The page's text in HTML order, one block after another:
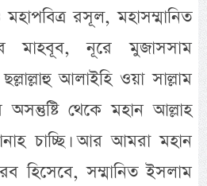
রসূল, মহাসম্মানিত
মাহবূব, নূরে মুজাসসাম
আলাইহি ওয়া সাল্লাম
অসন্তুষ্টি থেকে মহান আল্লাহ
চাচ্ছি। আর আমরা মহান
হিসেবে, সম্মানিত ইসলাম